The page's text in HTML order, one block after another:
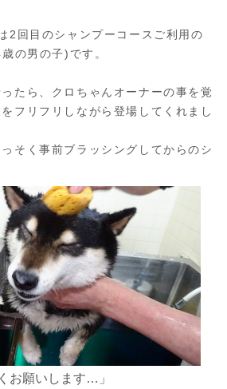
2回目のシャンプーコースご利用の
の男の子)です。
たら、クロちゃんオーナーの事を覚
フリフリしながら登場してくれまし
そく事前ブラッシングしてからのシ
お願いします…」